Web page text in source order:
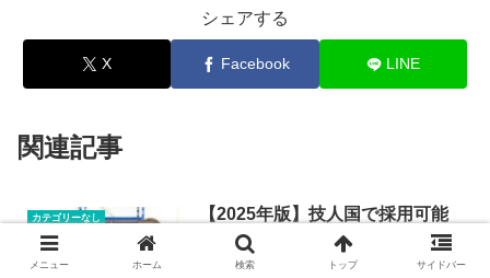
シェアする
X Facebook LINE
関連記事
カテゴリーなし
【2025年版】技人国で採用可能
な職種と業務内容を解説
メニュー ホーム 検索 トップ サイドバー